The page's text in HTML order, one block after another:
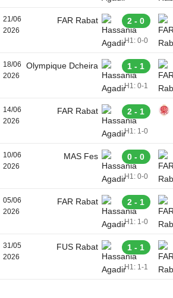
21/06
2026
FAR Rabat 2 - 0
H1: 0-0
18/06
2026
Olympique Dcheira 1 - 1
H1: 0-1
14/06
2026
FAR Rabat 2 - 1
H1: 1-0
10/06
2026
MAS Fes 0 - 0
H1: 0-0
05/06
2026
FAR Rabat 2 - 1
H1: 1-0
31/05
2026
FUS Rabat 1 - 1
H1: 1-1